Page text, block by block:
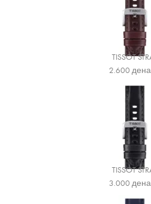
TISSOT
2.600
TISSOT
3.000